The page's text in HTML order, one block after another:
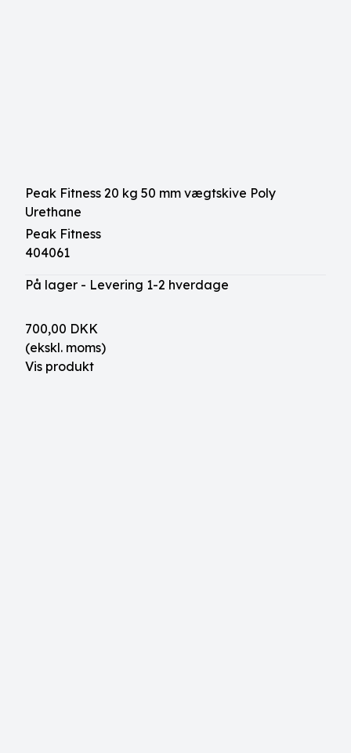
Peak Fitness 20 kg 50 mm vægtskive Poly
Urethane
Peak Fitness
404061
På lager - Levering 1-2 hverdage
700,00 DKK
(ekskl. moms)
Vis produkt